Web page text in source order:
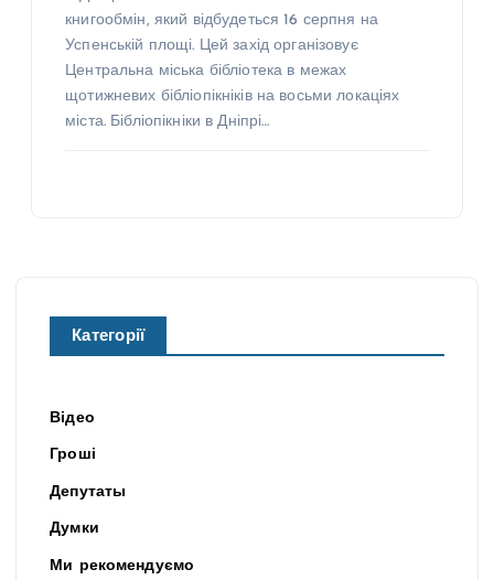
книгообмін, який відбудеться 16 серпня на
Успенській площі. Цей захід організовує
Центральна міська бібліотека в межах
щотижневих бібліопікніків на восьми локаціях
міста. Бібліопікніки в Дніпрі…
Категорії
Відео
Гроші
Депутаты
Думки
Ми рекомендуємо